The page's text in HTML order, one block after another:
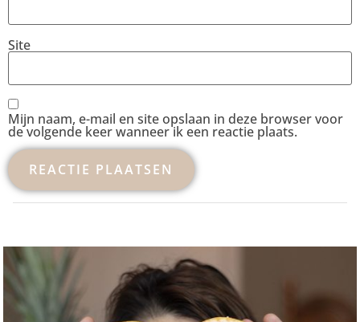
Site
Mijn naam, e-mail en site opslaan in deze browser voor
de volgende keer wanneer ik een reactie plaats.